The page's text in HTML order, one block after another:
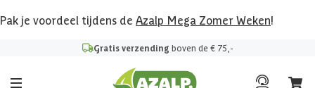
Pak je voordeel tijdens de Azalp Mega Zomer Weken!
Gratis verzending boven de € 75,-